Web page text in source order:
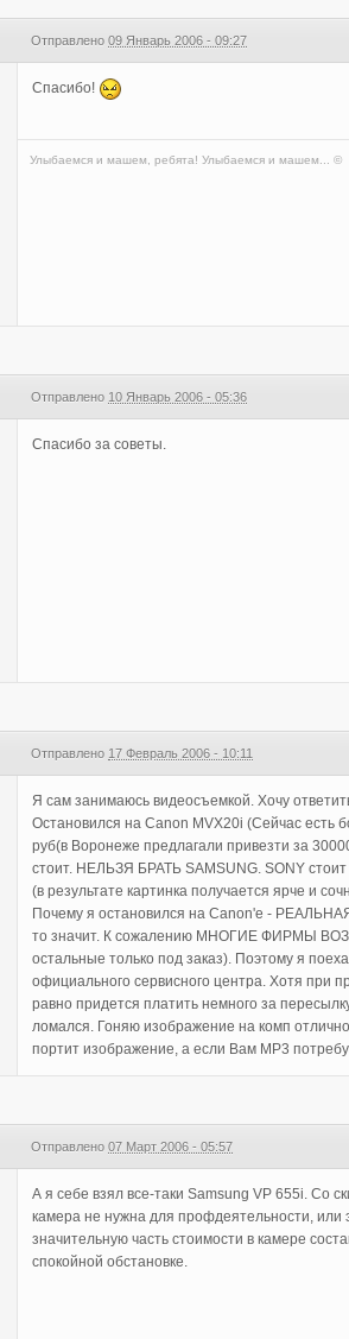
Отправлено09 Январь 2006 - 09:27
Спасибо!
Улыбаемся и машем, ребята! Улыбаемся и машем... ©
Отправлено 10 Январь 2006 - 05:36
Спасибо за советы.
Отправлено 17 Февраль 2006 - 10:11
Я сам занимаюсь видеосъемкой. Хочу
Остановился на Canon MVX20i (Сейчас есть
руб(в Воронеже предлагали привезти за
стоит. НЕЛЬЗЯ БРАТЬ SAMSUNG. SONY
(в результате картинка получается ярче и
Почему я остановился на Canon'e -
то значит. К сожалению МНОГИЕ ФИРМЫ
остальные только под заказ). Поэтому я
официального сервисного центра. Хотя при
равно придется платить немного за
ломался. Гоняю изображение на комп
портит изображение, а если Вам MP3
Отправлено07 Март 2006 - 05:57
А я себе взял все-таки Samsung VP 655i. Со
камера не нужна для профдеятельности,
значительную часть стоимости в камере
спокойной обстановке.